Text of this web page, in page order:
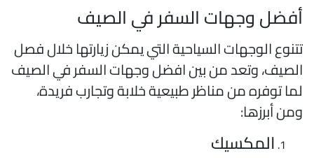
وجهات السفر في الصيف
الوجهات السياحية التي يمكن زيارتها خلال فصل
وتعد من بين افضل وجهات السفر في الصيف
توفره من مناظر طبيعية خلابة وتجارب فريدة،
أبرزها:
المكسيك